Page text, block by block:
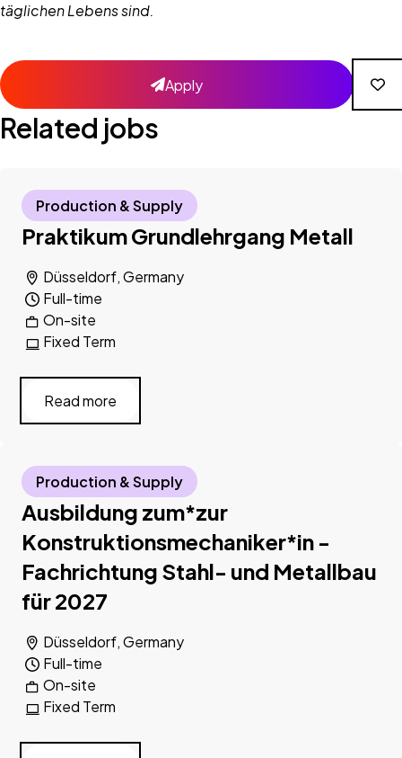
täglichen Lebens sind.
Apply
Related jobs
Praktikum Grundlehrgang Metall
Düsseldorf, Germany
On-site
Full-time
Fixed Term
Production & Supply
Read more
Ausbildung zum*zur
Konstruktionsmechaniker*in -
Fachrichtung Stahl- und Metallbau
für 2027
Düsseldorf, Germany
On-site
Full-time
Fixed Term
Production & Supply